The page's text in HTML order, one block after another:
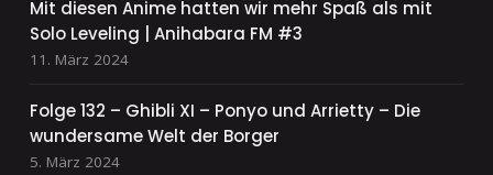
Mit diesen Anime hatten wir mehr Spaß als mit
Solo Leveling | Anihabara FM #3
11. März 2024
Folge 132 – Ghibli XI – Ponyo und Arrietty – Die
wundersame Welt der Borger
5. März 2024